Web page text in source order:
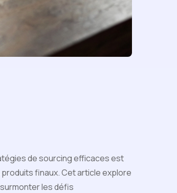
de sourcing efficaces est
finaux. Cet article explore
les défis